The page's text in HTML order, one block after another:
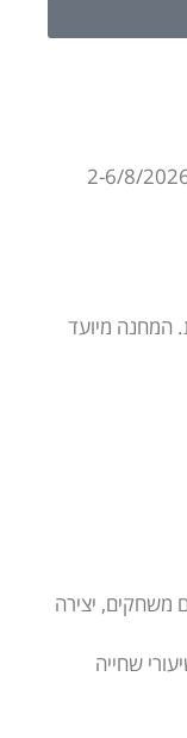
יתקיים בימים ראשון עד חמישי 2-6/8/2026
המחנה מיועד
משחקים, יצירה
שחייה